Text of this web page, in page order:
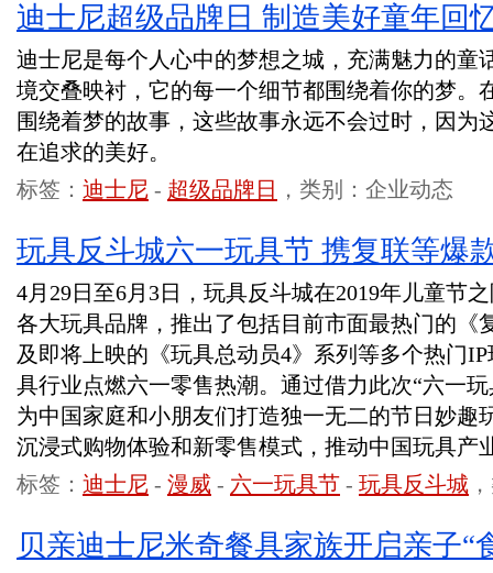
迪士尼超级品牌日 制造美好童年回
迪士尼是每个人心中的梦想之城，充满魅力的童
境交叠映衬，它的每一个细节都围绕着你的梦。
围绕着梦的故事，这些故事永远不会过时，因为
在追求的美好。
标签： 迪士尼 - 超级品牌日 ，类别：企业动态
玩具反斗城六一玩具节 携复联等爆
4月29日至6月3日，玩具反斗城在2019年儿童节
各大玩具品牌，推出了包括目前市面最热门的《
及即将上映的《玩具总动员4》系列等多个热门
具行业点燃六一零售热潮。通过借力此次“六一
为中国家庭和小朋友们打造独一无二的节日妙趣
沉浸式购物体验和新零售模式，推动中国玩具产
标签： 迪士尼 - 漫威 - 六一玩具节 - 玩具反斗城
贝亲迪士尼米奇餐具家族开启亲子“